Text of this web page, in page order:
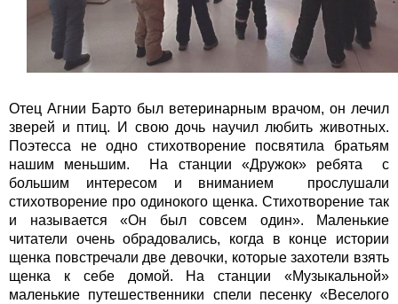
Отец Агнии Барто был ветеринарным врачом, он лечил
зверей и птиц. И свою дочь научил любить животных.
Поэтесса не одно стихотворение посвятила братьям
нашим меньшим. На станции «Дружок» ребята с
большим интересом и вниманием прослушали
стихотворение про одинокого щенка. Стихотворение так
и называется «Он был совсем один». Маленькие
читатели очень обрадовались, когда в конце истории
щенка повстречали две девочки, которые захотели взять
щенка к себе домой. На станции «Музыкальной»
маленькие путешественники спели песенку «Веселого